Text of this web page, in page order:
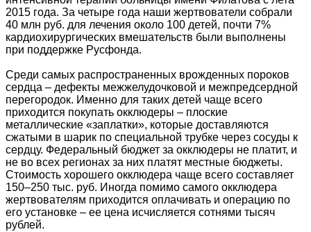
2015 года. За четыре года наши жертвователи собрали
40 млн руб. для лечения около 100 детей, почти 7%
кардиохирургических вмешательств были выполнены
при поддержке Русфонда.
Среди самых распространенных врожденных пороков
сердца – дефекты межжелудочковой и межпредсердной
перегородок. Именно для таких детей чаще всего
приходится покупать окклюдеры – плоские
металлические «заплатки», которые доставляются
сжатыми в шарик по специальной трубке через сосуды к
сердцу. Федеральный бюджет за окклюдеры не платит, и
не во всех регионах за них платят местные бюджеты.
Стоимость хорошего окклюдера чаще всего составляет
150–250 тыс. руб. Иногда помимо самого окклюдера
жертвователям приходится оплачивать и операцию по
его установке – ее цена исчисляется сотнями тысяч
рублей.